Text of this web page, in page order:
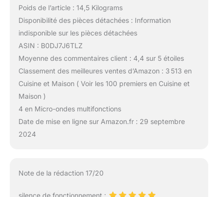
Poids de l’article : 14,5 Kilograms
Disponibilité des pièces détachées : Information
indisponible sur les pièces détachées
ASIN : B0DJ7J6TLZ
Moyenne des commentaires client : 4,4 sur 5 étoiles
Classement des meilleures ventes d’Amazon : 3 513 en
Cuisine et Maison ( Voir les 100 premiers en Cuisine et
Maison )
4 en Micro-ondes multifonctions
Date de mise en ligne sur Amazon.fr : 29 septembre
2024
Note de la rédaction 17/20
silence de fonctionnement :